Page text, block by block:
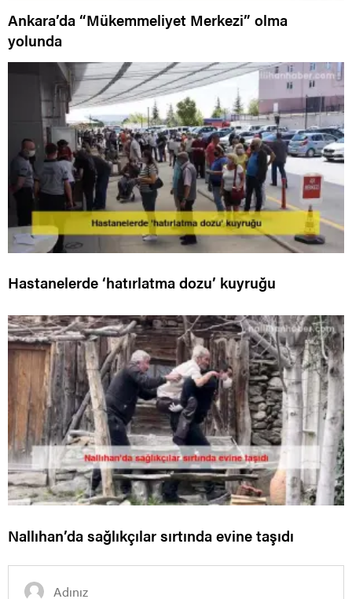
Ankara’da “Mükemmeliyet Merkezi” olma
yolunda
Hastanelerde ‘hatırlatma dozu’ kuyruğu
Nallıhan’da sağlıkçılar sırtında evine taşıdı